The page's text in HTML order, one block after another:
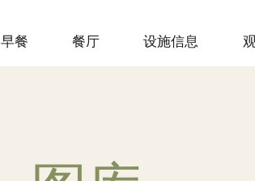
早餐 餐厅 设施信息